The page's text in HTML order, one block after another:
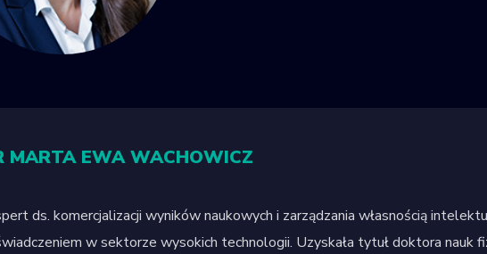
MARTA EWA WACHOWICZ
ds. komercjalizacji wyników naukowych i zarządzania własnością
w sektorze wysokich technologii. Uzyskała tytuł doktora nauk